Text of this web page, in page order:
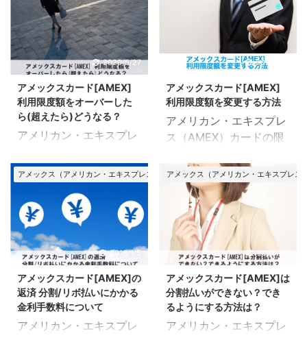
ない不利な状況になるの
で絶対ダメです。 こんな
時、誰にも知られず素早
く一時的にお金を借り入
れできると非常に助かり
ます。 私の経験を元に素
早く借り入れする方法を
まとめてみま ...
しよう お金に苦しい時そ
う思いがちですが、返済
を遅らせてしまうとのち
のち取り返しのつかない
不利な状況になるので絶
対ダメです。 こんな時、
誰にも知られず素早く一
時的にお金を ...
にわたる返済遅れが「延
滞」になります。 遅延よ
りも重いペナルティが課
せられ、状況によっては
会社や家族に迷惑が及ぶ
ことも。 では、延滞する
と具体的にどのような問
題が生じるのか？ どうや
って対処すればいいの
ょう。 遅延と延滞の違い
について 遅延・延滞とも
に「遅れ」を意味する言
葉です。 が、金融業界で
は次のように定義されて
います。 遅延：短期間の
返済遅れ 延滞：61日以
上または3ヶ月以上にわ
たる返 ...
す。 引き上げは電話一本
で簡単に申込むことがで
きます。 が、審査に通過
しないと、引き上げが反
査ではどのような項目が
チェックされるのか？ 詳
しく見ていきましょう。
アメックスカードの限度
すること アメックスカー
ドの限度額の引き上げを
申込む前に「利用可能
額」の確認を行いましょ
う。 利用可能額＝引き上
げが可能な範囲の額で
す。 例えば、利用可能額
が200万円までであれ
ば、200万 ...
2020/5/27
アメックスカード[AMEX]
利用限度額をオーバーした
ら(超えたら)どうなる？
アメリカン・エキスプレ
度額オーバーについて、
詳細をまとめたページで
す。 設定されている限度
額をオーバーすると何か
問題が生じるのか？ ま
た、限度額オーバーを防
ぐためにはどうすればい
いのか？ 詳しく見ていき
ましょう。 アメックスカ
ードの限度額をオーバー
したらどうなる？ ここで
2020/2/4
アメックスカード[AMEX]
利用限度額を変更する方法
アメリカン・エキスプレ
ス（AMEX）カードの限
をまとめたページです。
アメックスカードは、設
定されている範囲内（非
公式での設定）で限度額
を変更することができま
す。 ただ、他のクレカと
は異なり、一律の限度額
が設けられていません。
利用実績や収入などによ
って、1人1人に応じた限
度額が設定されます。 で
アメックス（アメリカン・エキスプレス）カード
2018/1/5
アメックスカード[AMEX]の
返済 分割/リボ払いにかかる
金利手数料について
アメリカン・エキスプレ
アメックス（アメリカン・エキスプレス
2020/6/1
アメックスカード[AMEX]は
分割払いができない？でき
るようにする方法は？
アメリカン・エキスプレ